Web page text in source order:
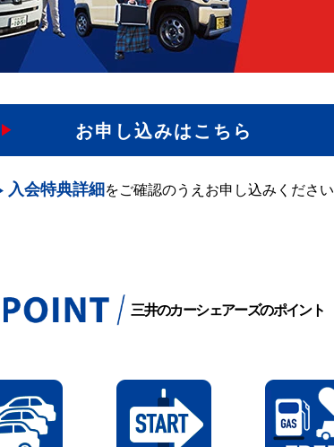
お申し込みはこちら
入会特典詳細 をご確認のうえお申し込みください
三井のカーシェアーズのポイント